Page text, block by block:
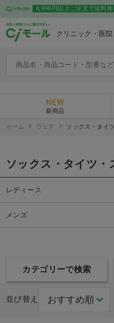
4,990円以上ご注文で送料
クリニック・医院
NEW
新商品
ホーム ウェア ソックス・タイ
ソックス・タイツ・
レディース
メンズ
カテゴリーで検索
並び替え